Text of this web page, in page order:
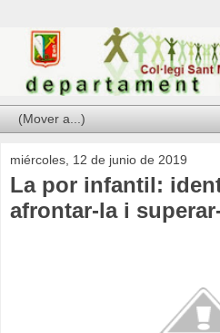
miércoles, 12 de junio de 2019
La por infantil:
afrontar-la i